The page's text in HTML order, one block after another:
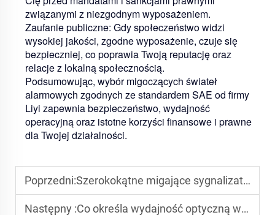
związanymi z niezgodnym wyposażeniem.
Zaufanie publiczne: Gdy społeczeństwo widzi
wysokiej jakości, zgodne wyposażenie, czuje się
bezpieczniej, co poprawia Twoją reputację oraz
relacje z lokalną społecznością.
Podsumowując, wybór migoczących świateł
alarmowych zgodnych ze standardem SAE od firmy
Liyi zapewnia bezpieczeństwo, wydajność
operacyjną oraz istotne korzyści finansowe i prawne
dla Twojej działalności.
Poprzedni:Szerokokątne migające sygnalizatory LED o maksymalnej widoczności na terenie
Następny :Co określa wydajność optyczną w LED-owych sygnalizatorach policyjnych